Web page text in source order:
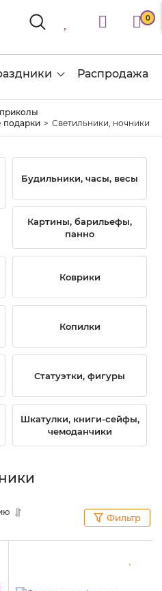
0
Распродажа
подарки
Светильники, ночники
Будильники, часы, весы
Картины, барильефы,
панно
Коврики
Копилки
Статуэтки, фигуры
Шкатулки, книги-сейфы,
чемоданчики
Фильтр